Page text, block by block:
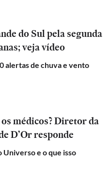
do Sul pela segunda
veja vídeo
alertas de chuva e vento
médicos? Diretor da
D’Or responde
Universo e o que isso